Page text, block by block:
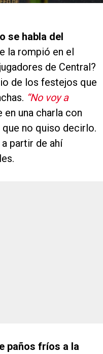
se habla del
la rompió en el
de Central?
de los festejos que
“No voy a
una charla con
que no quiso decirlo.
partir de ahí
paños fríos a la